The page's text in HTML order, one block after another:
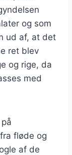
og som
ud af, at det
ret blev
og rige, da
med
fløde og
af de